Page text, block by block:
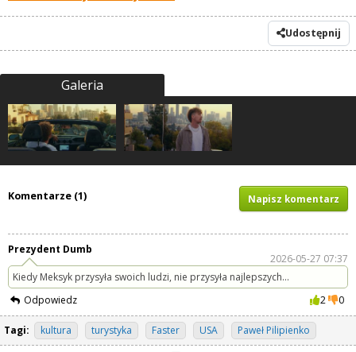
Udostępnij
Galeria
Komentarze (1) Napisz komentarz
Prezydent Dumb
2026-05-27 07:37
Kiedy Meksyk przysyła swoich ludzi, nie przysyła najlepszych...
Odpowiedz
2 0
Tagi: kultura turystyka Faster USA Paweł Pilipienko